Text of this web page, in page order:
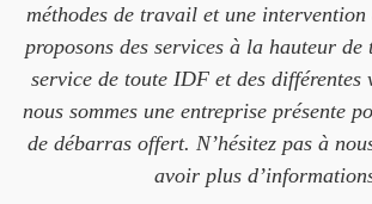
méthodes de travail et une
proposons des services à la hauteur de
service de toute IDF et des différentes
nous sommes une entreprise présente
de débarras offert. N’hésitez pas à
avoir plus